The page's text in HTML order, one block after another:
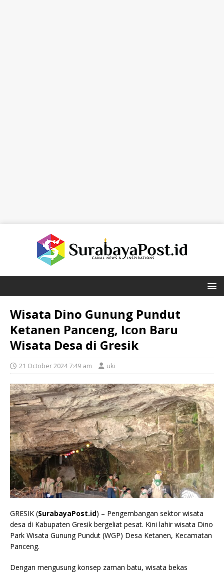
Wisata Dino Gunung Pundut
Ketanen Panceng, Icon Baru
Wisata Desa di Gresik
21 October 2024 7:49 am uki
GRESIK (SurabayaPost.id) – Pengembangan sektor wisata
desa di Kabupaten Gresik bergeliat pesat. Kini lahir wisata Dino
Park Wisata Gunung Pundut (WGP) Desa Ketanen, Kecamatan
Panceng.
Dengan mengusung konsep zaman batu, wisata bekas